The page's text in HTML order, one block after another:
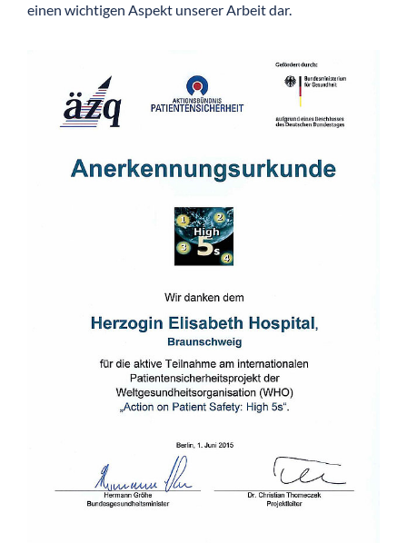
einen wichtigen Aspekt unserer Arbeit dar.